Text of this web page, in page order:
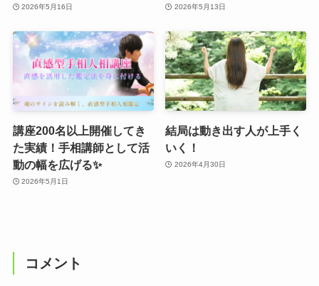
2026年5月16日 2026年5月13日
講座200名以上開催してき
た実績！手相講師として活
動の幅を広げる✨
2026年5月1日
結局は動き出す人が上手く
いく！
2026年4月30日
コメント